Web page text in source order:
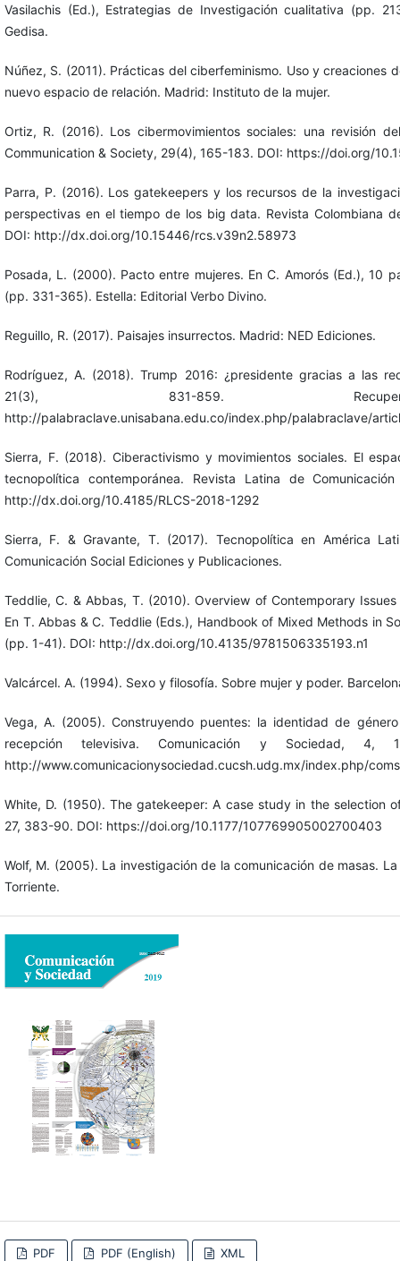
Vasilachis (Ed.), Estrategias de Investigación cualitativa (pp.
Gedisa.
Núñez, S. (2011). Prácticas del ciberfeminismo. Uso y creaciones
nuevo espacio de relación. Madrid: Instituto de la mujer.
Ortiz, R. (2016). Los cibermovimientos sociales: una revisión
Communication & Society, 29(4), 165-183. DOI: https://doi.org/
Parra, P. (2016). Los gatekeepers y los recursos de la
perspectivas en el tiempo de los big data. Revista Colombiana
DOI: http://dx.doi.org/10.15446/rcs.v39n2.58973
Posada, L. (2000). Pacto entre mujeres. En C. Amorós (Ed.), 10
(pp. 331-365). Estella: Editorial Verbo Divino.
Reguillo, R. (2017). Paisajes insurrectos. Madrid: NED Ediciones.
Rodríguez, A. (2018). Trump 2016: ¿presidente gracias a las
21(3), 831-859.
http://palabraclave.unisabana.edu.co/index.php/palabraclave/
Sierra, F. (2018). Ciberactivismo y movimientos sociales. El
tecnopolítica contemporánea. Revista Latina de
http://dx.doi.org/10.4185/RLCS-2018-1292
Sierra, F. & Gravante, T. (2017). Tecnopolítica en América
Comunicación Social Ediciones y Publicaciones.
Teddlie, C. & Abbas, T. (2010). Overview of Contemporary
En T. Abbas & C. Teddlie (Eds.), Handbook of Mixed Methods in
(pp. 1-41). DOI: http://dx.doi.org/10.4135/9781506335193.n1
Valcárcel. A. (1994). Sexo y filosofía. Sobre mujer y poder.
Vega, A. (2005). Construyendo puentes: la identidad de
recepción televisiva. Comunicación y Sociedad, 4,
http://www.comunicacionysociedad.cucsh.udg.mx/index.php/
White, D. (1950). The gatekeeper: A case study in the selection
27, 383-90. DOI: https://doi.org/10.1177/107769905002700403
Wolf, M. (2005). La investigación de la comunicación de masas.
Torriente.
PDF PDF (English) XML